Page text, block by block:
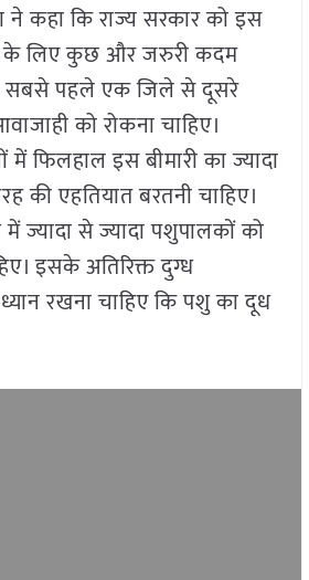
ने कहा कि राज्य सरकार को इस
के लिए कुछ और जरुरी कदम
सबसे पहले एक जिले से दूसरे
को रोकना चाहिए।
फिलहाल इस बीमारी का ज्यादा
की एहतियात बरतनी चाहिए।
ज्यादा से ज्यादा पशुपालकों को
इसके अतिरिक्त दुग्ध
रखना चाहिए कि पशु का दूध